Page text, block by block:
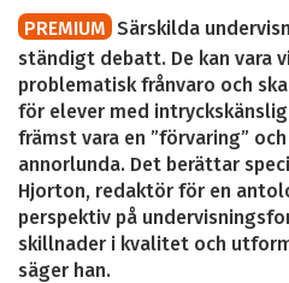
PREMIUM Särskilda
ständigt debatt. De kan vara
problematisk frånvaro och
för elever med
främst vara en ”förvaring”
annorlunda. Det berättar
Hjorton, redaktör för en
perspektiv på
skillnader i kvalitet och
säger han.